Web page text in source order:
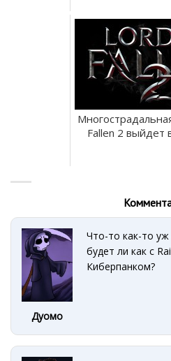
Fallen 2 выйдет
Дуомо
Что-то как-то
будет ли как с
Киберпанком?